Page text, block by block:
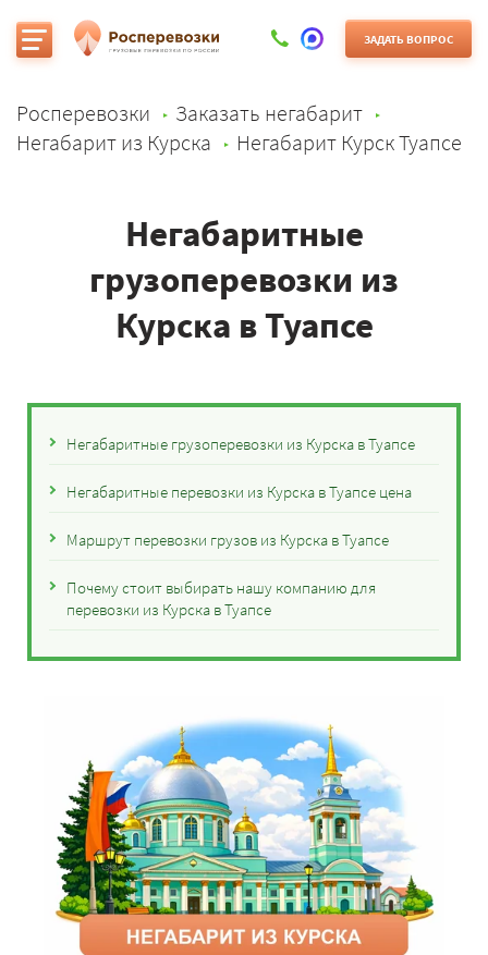
ЗАДАТЬ ВОПРОС
Росперевозки
Заказать негабарит
Негабарит из Курска
Негабарит Курск Туапсе
Негабаритные
грузоперевозки из
Курска в Туапсе
Негабаритные грузоперевозки из Курска в Туапсе
Негабаритные перевозки из Курска в Туапсе цена
Маршрут перевозки грузов из Курска в Туапсе
Почему стоит выбирать нашу компанию для
перевозки из Курска в Туапсе